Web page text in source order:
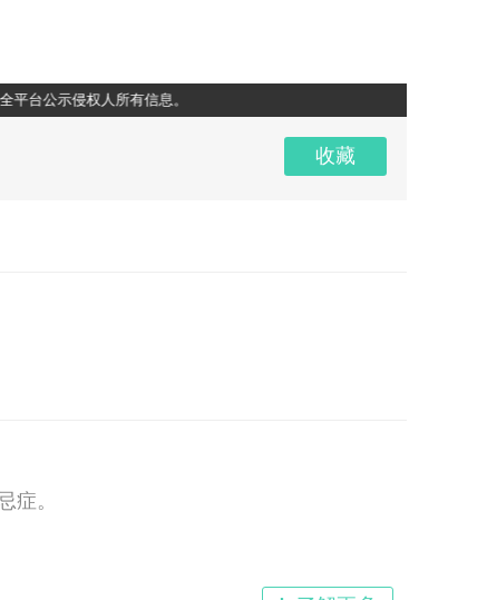
示侵权人所有信息。
收藏
症。